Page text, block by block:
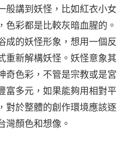
般講到妖怪，比如紅衣小女
彩都是比較灰暗血腥的。
成的妖怪形象，想用一個反
重新解構妖怪。妖怪意象其
奇色彩，不管是宗教或是宮
富多元，如果能夠用相對平
對於整體的創作環境應該逐
灣顏色和想像。